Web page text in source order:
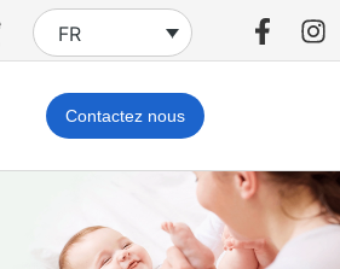
FR
Contactez nous